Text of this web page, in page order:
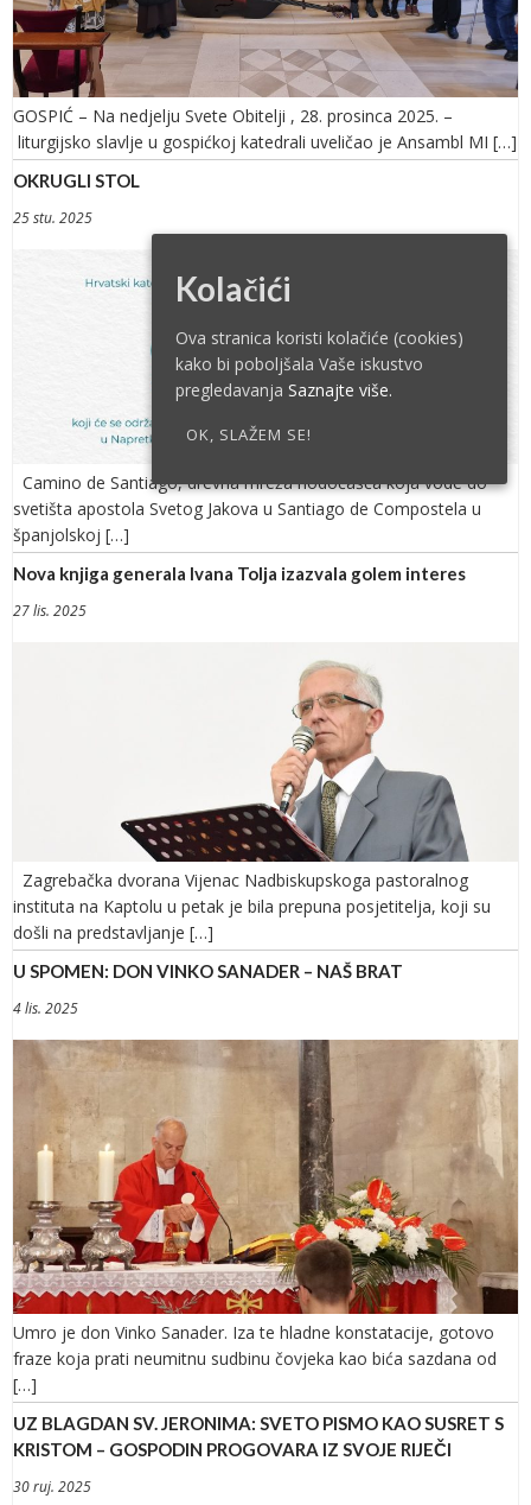
GOSPIĆ – Na nedjelju Svete Obitelji , 28. prosinca 2025. –
liturgijsko slavlje u gospićkoj katedrali uveličao je Ansambl MI […]
OKRUGLI STOL
25 stu. 2025
Camino de Santiago, drevna mreža hodočašća koja vode do
svetišta apostola Svetog Jakova u Santiago de Compostela u
španjolskoj […]
Nova knjiga generala Ivana Tolja izazvala golem interes
27 lis. 2025
Zagrebačka dvorana Vijenac Nadbiskupskoga pastoralnog
instituta na Kaptolu u petak je bila prepuna posjetitelja, koji su
došli na predstavljanje […]
U SPOMEN: DON VINKO SANADER – NAŠ BRAT
4 lis. 2025
Umro je don Vinko Sanader. Iza te hladne konstatacije, gotovo
fraze koja prati neumitnu sudbinu čovjeka kao bića sazdana od
[…]
UZ BLAGDAN SV. JERONIMA: SVETO PISMO KAO SUSRET S
KRISTOM – GOSPODIN PROGOVARA IZ SVOJE RIJEČI
30 ruj. 2025
Kolačići
Ova stranica koristi kolačiće (cookies)
kako bi poboljšala Vaše iskustvo
pregledavanja Saznajte više.
OK, SLAŽEM SE!